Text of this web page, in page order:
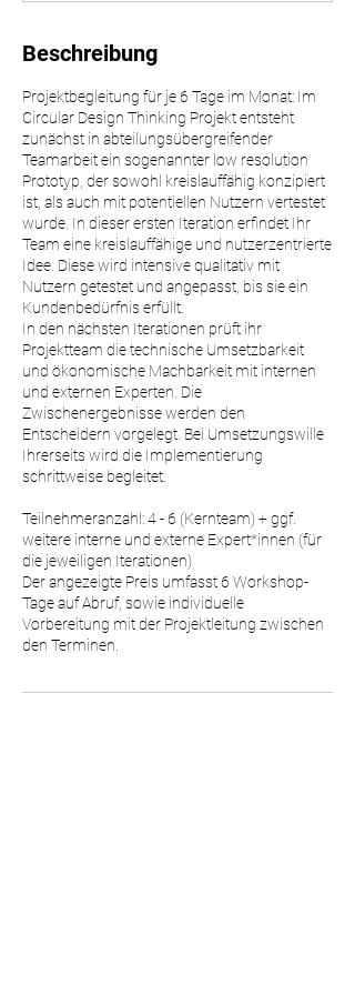
Beschreibung
Projektbegleitung für je 6 Tage im Monat: Im
Circular Design Thinking Projekt entsteht
zunächst in abteilungsübergreifender
Teamarbeit ein sogenannter low resolution
Prototyp, der sowohl kreislauffähig konzipiert
ist, als auch mit potentiellen Nutzern vertestet
wurde. In dieser ersten Iteration erfindet Ihr
Team eine kreislauffähige und nutzerzentrierte
Idee. Diese wird intensive qualitativ mit
Nutzern getestet und angepasst, bis sie ein
Kundenbedürfnis erfüllt.
In den nächsten Iterationen prüft ihr
Projektteam die technische Umsetzbarkeit
und ökonomische Machbarkeit mit internen
und externen Experten. Die
Zwischenergebnisse werden den
Entscheidern vorgelegt. Bei Umsetzungswille
Ihrerseits wird die Implementierung
schrittweise begleitet.
Teilnehmeranzahl: 4 - 6 (Kernteam) + ggf.
weitere interne und externe Expert*innen (für
die jeweiligen Iterationen)
Der angezeigte Preis umfasst 6 Workshop-
Tage auf Abruf, sowie individuelle
Vorbereitung mit der Projektleitung zwischen
den Terminen.